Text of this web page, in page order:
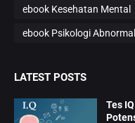
ebook Kesehatan Mental
ebook Psikologi Abnormal
LATEST POSTS
Tes